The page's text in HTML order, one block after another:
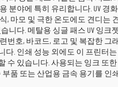
분야에 특히 유리합니다. UV 경
, 마모 및 극한 온도에도 견디는
니다. 메탈용 싱글 패스 UV 잉
번호, 바코드, 로고 및 복잡한 그
다. 인쇄 성능 외에도 이 프린터
수 있습니다. 사용되는 잉크 또
부품 또는 산업용 금속 용기를 인